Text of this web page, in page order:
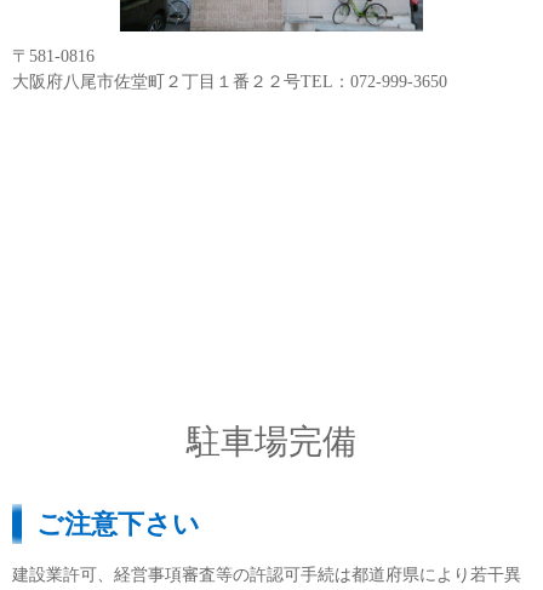
〒581-0816
大阪府八尾市佐堂町２丁目１番２２号TEL：072-999-3650
駐車場完備
ご注意下さい
建設業許可、経営事項審査等の許認可手続は都道府県により若干異